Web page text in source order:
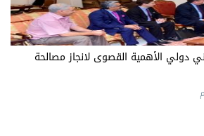
دولي الأهمية القصوى لانجاز مصالحة